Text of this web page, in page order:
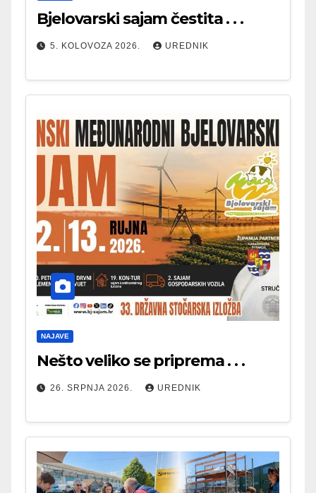
Bjelovarski sajam čestita . . .
5. KOLOVOZA 2026. UREDNIK
NAJAVE
Nešto veliko se priprema . . .
26. SRPNJA 2026. UREDNIK